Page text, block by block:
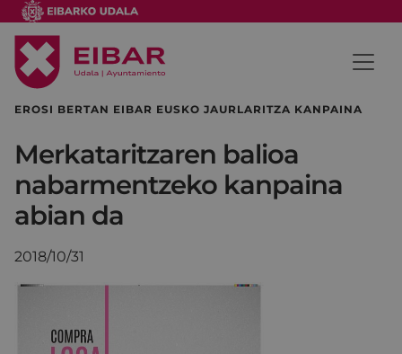
EROSI BERTAN EIBAR EUSKO JAURLARITZA KANPAINA
Merkataritzaren balioa
nabarmentzeko kanpaina
abian da
2018/10/31